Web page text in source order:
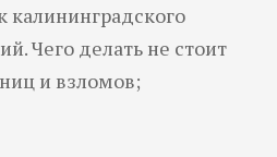
Чего делать не стоит
и взломов;